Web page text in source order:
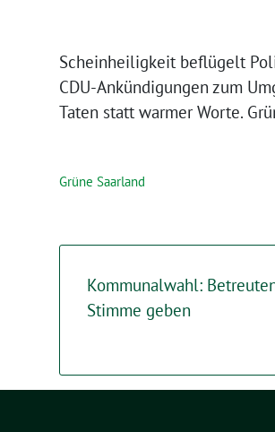
Scheinheiligkeit beflügelt
CDU-Ankündigungen zum
Taten statt warmer Worte.
Grüne Saarland
Kommunalwahl:
Stimme geben